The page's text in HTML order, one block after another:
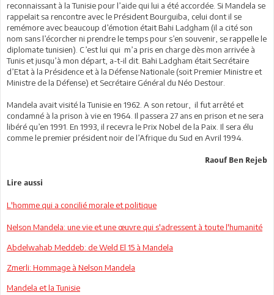
reconnaissant à la Tunisie pour l’aide qui lui a été accordée. Si Mandela se
rappelait sa rencontre avec le Président Bourguiba, celui dont il se
remémore avec beaucoup d’émotion était Bahi Ladgham (il a cité son
nom sans l’écorcher ni prendre le temps pour s’en souvenir, se rappelle le
diplomate tunisien). C’est lui qui m’a pris en charge dès mon arrivée à
Tunis et jusqu’à mon départ, a-t-il dit. Bahi Ladgham était Secrétaire
d’Etat à la Présidence et à la Défense Nationale (soit Premier Ministre et
Ministre de la Défense) et Secrétaire Général du Néo Destour.
Mandela avait visité la Tunisie en 1962. A son retour, il fut arrêté et
condamné à la prison à vie en 1964. Il passera 27 ans en prison et ne sera
libéré qu’en 1991. En 1993, il recevra le Prix Nobel de la Paix. Il sera élu
comme le premier président noir de l’Afrique du Sud en Avril 1994.
Raouf Ben Rejeb
Lire aussi
L'homme qui a concilié morale et politique
Nelson Mandela: une vie et une œuvre qui s'adressent à toute l'humanité
Abdelwahab Meddeb: de Weld El 15 à Mandela
Zmerli: Hommage à Nelson Mandela
Mandela et la Tunisie